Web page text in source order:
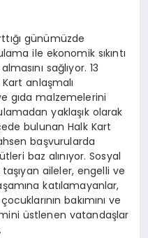
günümüzde
ile ekonomik sıkıntı
sağlıyor. 13
anlaşmalı
gıda malzemelerini
yaklaşık olarak
bulunan Halk Kart
başvurularda
baz alınıyor. Sosyal
aileler, engelli ve
katılamayanlar,
bakımını ve
üstlenen vatandaşlar